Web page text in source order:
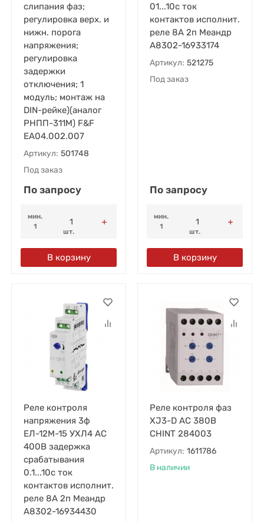
слипания фаз;
регулировка верх. и
нижн. порога
напряжения;
регулировка
задержки
отключения; 1
модуль; монтаж на
DIN-рейке)(аналог
РНПП-311М) F&F
EA04.002.007
Артикул: 501748
Под заказ
По запросу
мин.
1
шт.
В корзину
01...10с ток
контактов исполнит.
реле 8А 2п Меандр
A8302-16933174
Артикул: 521275
Под заказ
По запросу
мин.
1
шт.
В корзину
Реле контроля
напряжения 3ф
ЕЛ-12М-15 УХЛ4 AC
400В задержка
срабатывания
0.1...10с ток
контактов исполнит.
реле 8А 2п Меандр
A8302-16934430
Реле контроля фаз
XJ3-D AC 380В
CHINT 284003
Артикул: 1611786
В наличии